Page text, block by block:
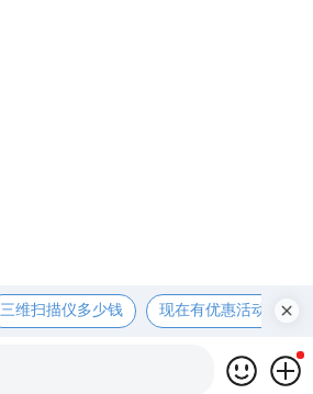
三维扫描仪多少钱 现在有优惠活动吗